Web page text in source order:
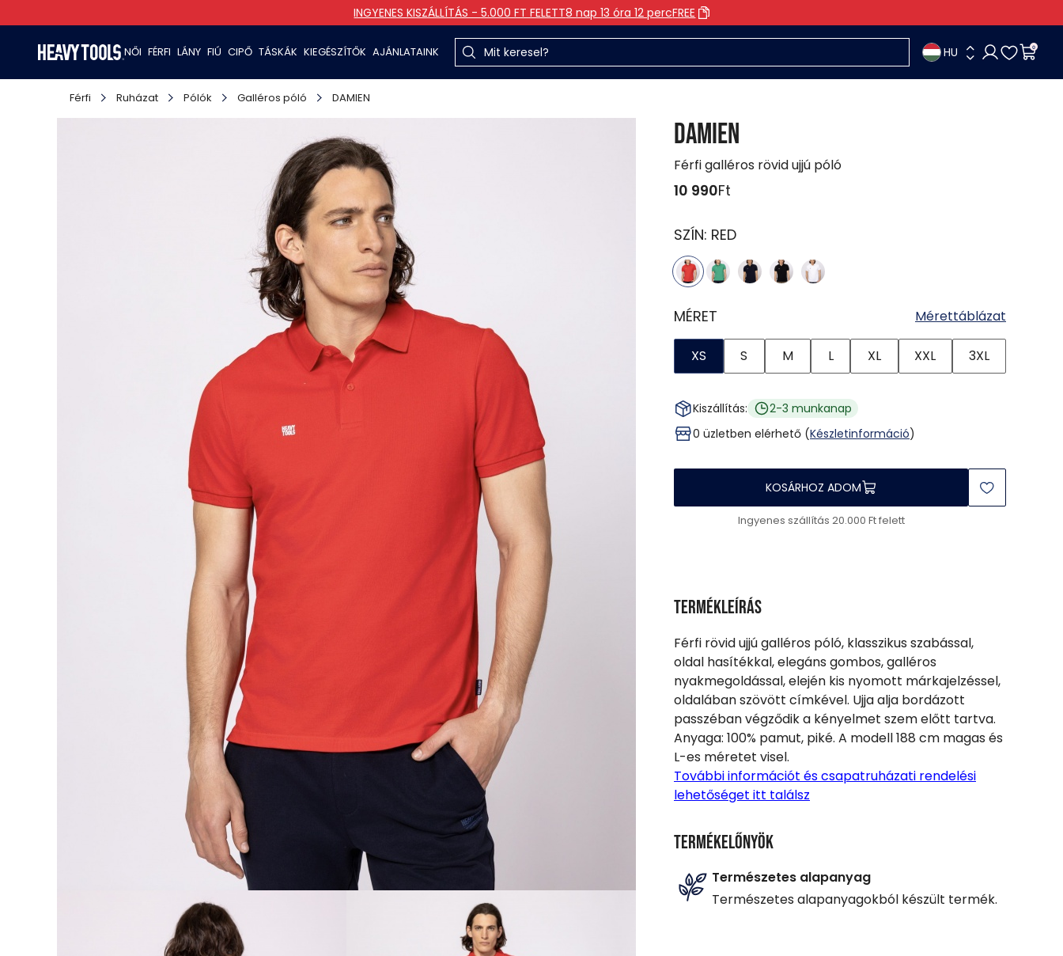
INGYENES KISZÁLLÍTÁS - 5.000 FT FELETT8 nap 13 óra 12 percFREE
NŐI FÉRFI LÁNY FIÚ CIPŐ TÁSKÁK KIEGÉSZÍTŐK AJÁNLATAINK HU 0
Férfi Ruházat Pólók Galléros póló DAMIEN
DAMIEN
Férfi galléros rövid ujjú póló
10 990Ft
SZÍN: RED
MÉRET Mérettáblázat
XS S M L XL XXL 3XL
Kiszállítás:
2-3 munkanap
0 üzletben elérhető (Készletinformáció)
KOSÁRHOZ ADOM
Ingyenes szállítás 20.000 Ft felett
Termékleírás
Férfi rövid ujjú galléros póló, klasszikus szabással,
oldal hasítékkal, elegáns gombos, galléros
nyakmegoldással, elején kis nyomott márkajelzéssel,
oldalában szövött címkével. Ujja alja bordázott
passzéban végződik a kényelmet szem előtt tartva.
Anyaga: 100% pamut, piké. A modell 188 cm magas és
L-es méretet visel.
További információt és csapatruházati rendelési
lehetőséget itt találsz
Termékelőnyök
Természetes alapanyag
Természetes alapanyagokból készült termék.